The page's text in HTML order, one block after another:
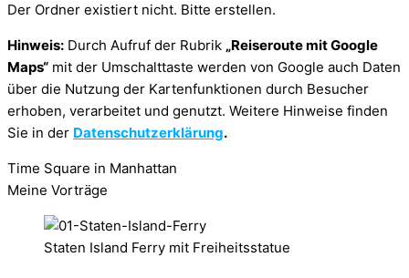
Der Ordner existiert nicht. Bitte erstellen.
Hinweis: Durch Aufruf der Rubrik „Reiseroute mit Google
Maps“ mit der Umschalttaste werden von Google auch Daten
über die Nutzung der Kartenfunktionen durch Besucher
erhoben, verarbeitet und genutzt. Weitere Hinweise finden
Sie in der Datenschutzerklärung.
Time Square in Manhattan
Meine Vorträge
Staten Island Ferry mit Freiheitsstatue